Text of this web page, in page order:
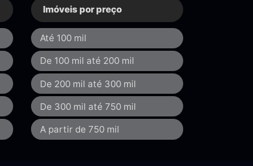
Imóveis por preço
Até 100 mil
De 100 mil até 200 mil
De 200 mil até 300 mil
De 300 mil até 750 mil
A partir de 750 mil